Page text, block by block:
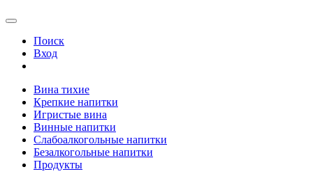
Поиск
Вход
Вина тихие
Крепкие напитки
Игристые вина
Винные напитки
Слабоалкогольные напитки
Безалкогольные напитки
Продукты